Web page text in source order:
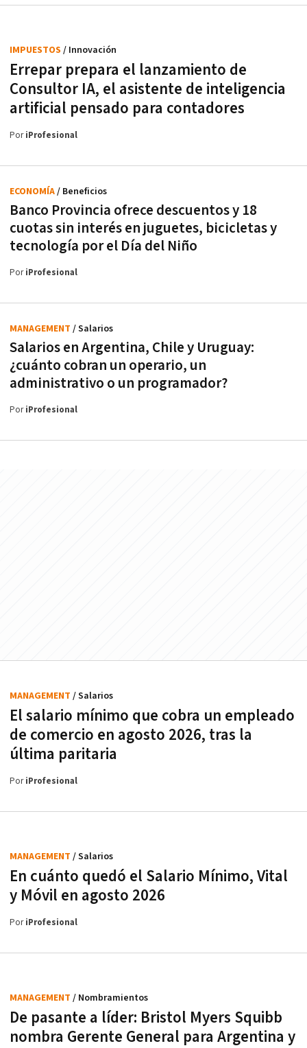
Errepar prepara el lanzamiento de
Consultor IA, el asistente de inteligencia
artificial pensado para contadores
IMPUESTOS / Innovación
PoriProfesional
Banco Provincia ofrece descuentos y 18
cuotas sin interés en juguetes, bicicletas y
tecnología por el Día del Niño
ECONOMÍA/ Beneficios
PoriProfesional
Salarios en Argentina, Chile y Uruguay:
¿cuánto cobran un operario, un
administrativo o un programador?
MANAGEMENT / Salarios
PoriProfesional
El salario mínimo que cobra un empleado
de comercio en agosto 2026, tras la
última paritaria
MANAGEMENT / Salarios
PoriProfesional
En cuánto quedó el Salario Mínimo, Vital
y Móvil en agosto 2026
MANAGEMENT / Salarios
PoriProfesional
De pasante a líder: Bristol Myers Squibb
nombra Gerente General para Argentina y
MANAGEMENT / Nombramientos